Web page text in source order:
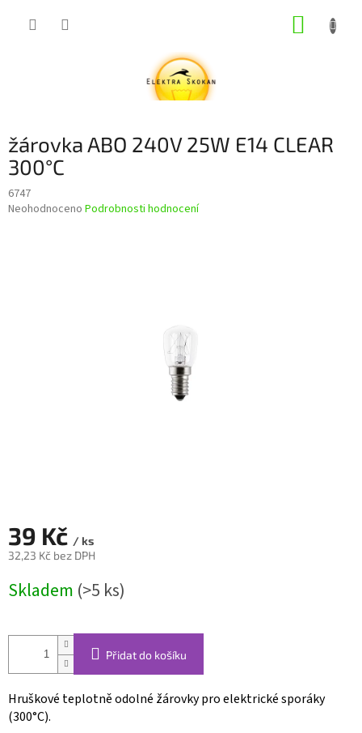
žárovka ABO 240V 25W E14 CLEAR
300°C
6747
Průměrné
Neohodnoceno Podrobnosti hodnocení
39 Kč / ks
32,23 Kč bez DPH
cena:
Skladem (>5 ks)
Přidat do košíku
Hruškové teplotně odolné žárovky pro elektrické sporáky
(300°C).